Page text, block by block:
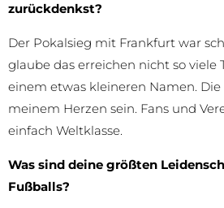
zurückdenkst?
Der Pokalsieg mit Frankfurt war
glaube das erreichen nicht so viele
einem etwas kleineren Namen.
meinem Herzen sein. Fans und
einfach Weltklasse.
Was sind deine größten
Fußballs?